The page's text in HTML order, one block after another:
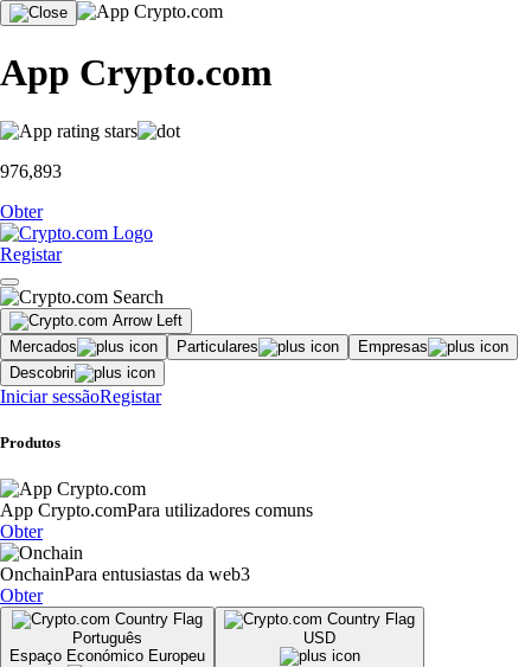
App Crypto.com
976,893
Obter
Registar
Mercados Particulares
Empresas
Descobrir
Iniciar sessãoRegistar
Produtos
App Crypto.comPara utilizadores comuns
Obter
OnchainPara entusiastas da web3
Obter
Português
Espaço Económico Europeu
USD